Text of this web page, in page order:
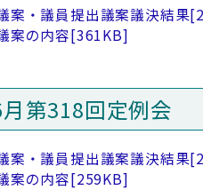
案・議員提出議案議決結果
案の内容[361KB]
第318回定例会
案・議員提出議案議決結果
案の内容[259KB]